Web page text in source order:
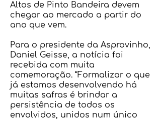
Altos de Pinto Bandeira devem
chegar ao mercado a partir do
ano que vem.
Para o presidente da Asprovinho,
Daniel Geisse, a notícia foi
recebida com muita
comemoração. “Formalizar o que
já estamos desenvolvendo há
muitas safras é brindar a
persistência de todos os
envolvidos, unidos num único